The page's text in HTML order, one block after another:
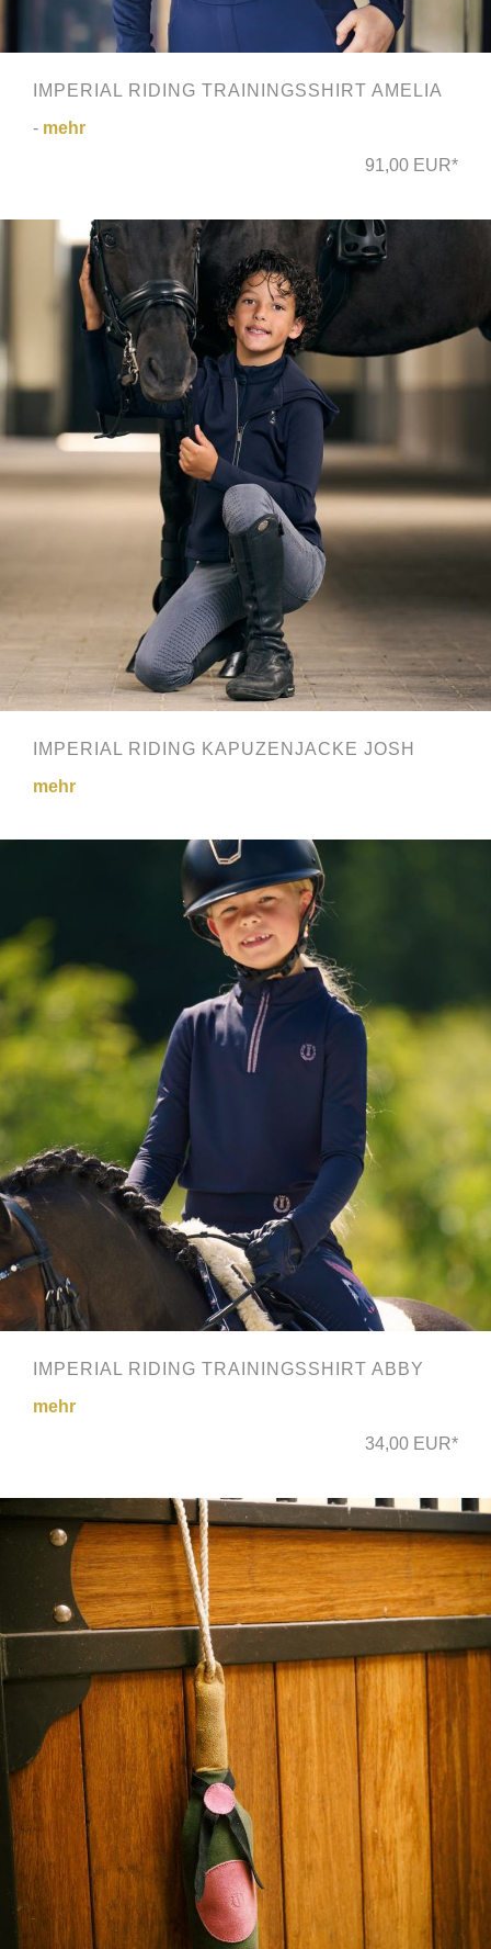
IMPERIAL RIDING TRAININGSSHIRT AMELIA
- mehr
91,00 EUR*
IMPERIAL RIDING KAPUZENJACKE JOSH
mehr
IMPERIAL RIDING TRAININGSSHIRT ABBY
mehr
34,00 EUR*